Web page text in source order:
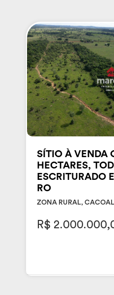
SÍTIO À VENDA
HECTARES,
ESCRITURADO
RO
ZONA RURAL, CACOAL
R$